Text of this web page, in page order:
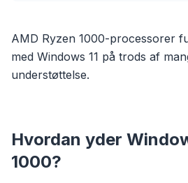
AMD Ryzen 1000-processorer
med Windows 11 på trods af
understøttelse.
Hvordan yder
1000?